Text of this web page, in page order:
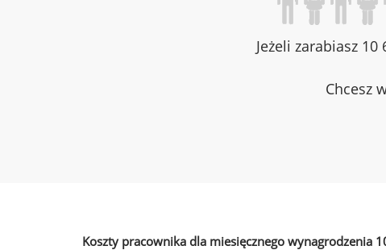
Jeżeli zarabiasz
Chcesz
Koszty pracownika dla miesięcznego wynagrodzenia